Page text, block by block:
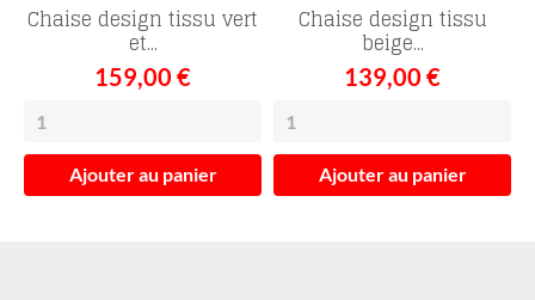
Chaise design tissu vert
et...
159,00 €
Ajouter au panier
Chaise design tissu
beige...
139,00 €
Ajouter au panier